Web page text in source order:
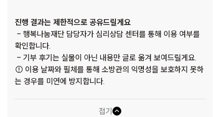
진행 결과는 제한적으로 공유드릴게요
- 행복나눔재단 담당자가 심리상담 센터를 통해 이용 여부를
확인합니다.
- 기부 후기는 실물이 아닌 내용만 글로 옮겨 보여드릴게요.
⚠ 이용 날짜와 필체를 통해 소방관의 익명성을 보호하지 못하
는 경우를 미연에 방지합니다.
접기